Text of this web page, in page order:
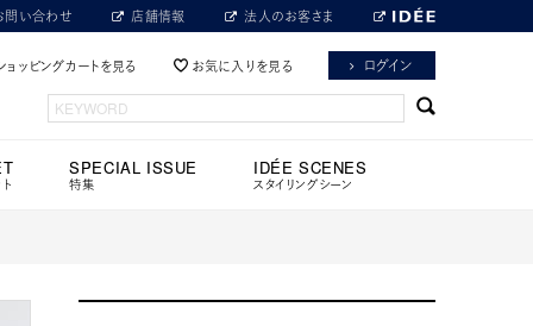
問い合わせ 店舗情報 法人のお客さま
ョッピングカートを見る お気に入りを見る ログイン
SPECIAL ISSUE
特集
IDÉE SCENES
スタイリングシーン